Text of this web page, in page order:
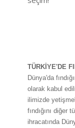
TÜRKİYE'DE
Dünya'da
olarak kabul
ilimizde
fındığını diğer
ihracatında